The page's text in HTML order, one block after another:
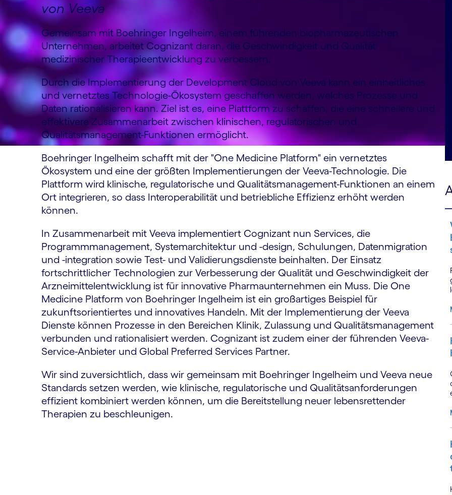
von Veeva
Gemeinsam mit Boehringer Ingelheim, einem führenden biopharmazeutischen
Unternehmen, arbeitet Cognizant daran, die Geschwindigkeit und Qualität
medizinischer Therapieentwicklung zu verbessern.
Durch die Implementierung der Development Cloud von Veeva kann ein einheitliches
und vernetztes Technologie-Ökosystem geschaffen werden, welches Prozesse und
Daten rationalisieren kann. Ziel ist es, eine Plattform zu schaffen, die eine schnellere und
effektivere Zusammenarbeit zwischen klinischen, regulatorischen und
Qualitätsmanagement-Funktionen ermöglicht.
Boehringer Ingelheim schafft mit der "One Medicine Platform" ein vernetztes
Ökosystem und eine der größten Implementierungen der Veeva-Technologie. Die
Plattform wird klinische, regulatorische und Qualitätsmanagement-Funktionen an einem
Ort integrieren, so dass Interoperabilität und betriebliche Effizienz erhöht werden
können.
In Zusammenarbeit mit Veeva implementiert Cognizant nun Services, die
Programmmanagement, Systemarchitektur und -design, Schulungen, Datenmigration
und -integration sowie Test- und Validierungsdienste beinhalten. Der Einsatz
fortschrittlicher Technologien zur Verbesserung der Qualität und Geschwindigkeit der
Arzneimittelentwicklung ist für innovative Pharmaunternehmen ein Muss. Die One
Medicine Platform von Boehringer Ingelheim ist ein großartiges Beispiel für
zukunftsorientiertes und innovatives Handeln. Mit der Implementierung der Veeva
Dienste können Prozesse in den Bereichen Klinik, Zulassung und Qualitätsmanagement
verbunden und rationalisiert werden. Cognizant ist zudem einer der führenden Veeva-
Service-Anbieter und Global Preferred Services Partner.
Wir sind zuversichtlich, dass wir gemeinsam mit Boehringer Ingelheim und Veeva neue
Standards setzen werden, wie klinische, regulatorische und Qualitätsanforderungen
effizient kombiniert werden können, um die Bereitstellung neuer lebensrettender
Therapien zu beschleunigen.